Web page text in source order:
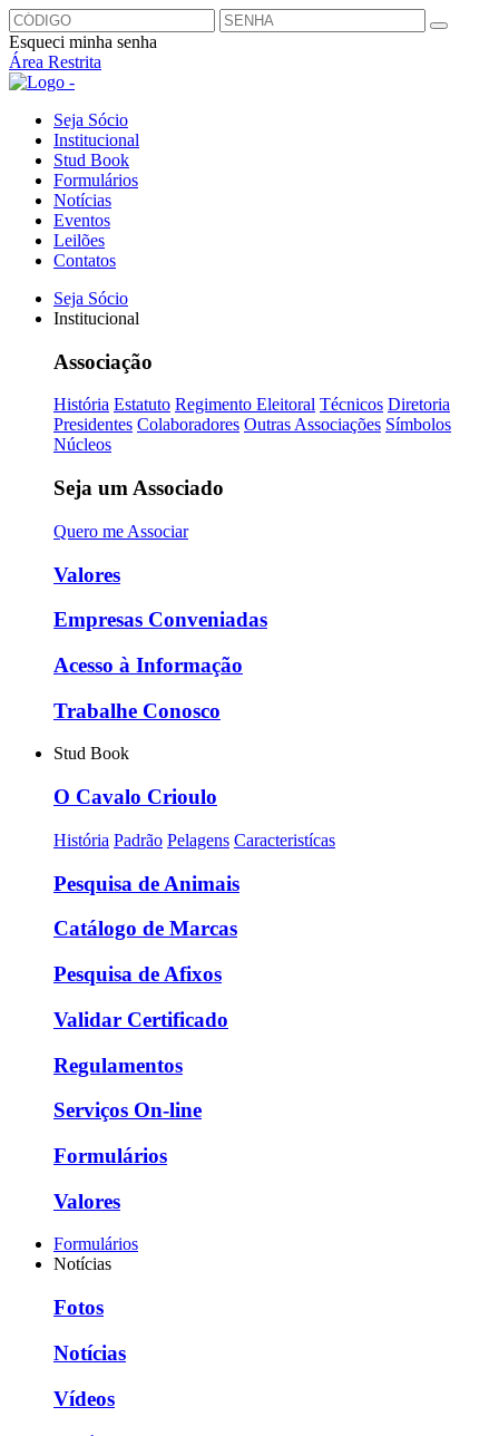
Esqueci minha senha
Área Restrita
Seja Sócio
Institucional
Stud Book
Formulários
Notícias
Eventos
Leilões
Contatos
Seja Sócio
Institucional
Associação
História Estatuto Regimento Eleitoral Técnicos Diretoria
Presidentes Colaboradores Outras Associações Símbolos
Núcleos
Seja um Associado
Quero me Associar
Valores
Empresas Conveniadas
Acesso à Informação
Trabalhe Conosco
Stud Book
O Cavalo Crioulo
História Padrão Pelagens Caracteristícas
Pesquisa de Animais
Catálogo de Marcas
Pesquisa de Afixos
Validar Certificado
Regulamentos
Serviços On-line
Formulários
Valores
Formulários
Notícias
Fotos
Notícias
Vídeos